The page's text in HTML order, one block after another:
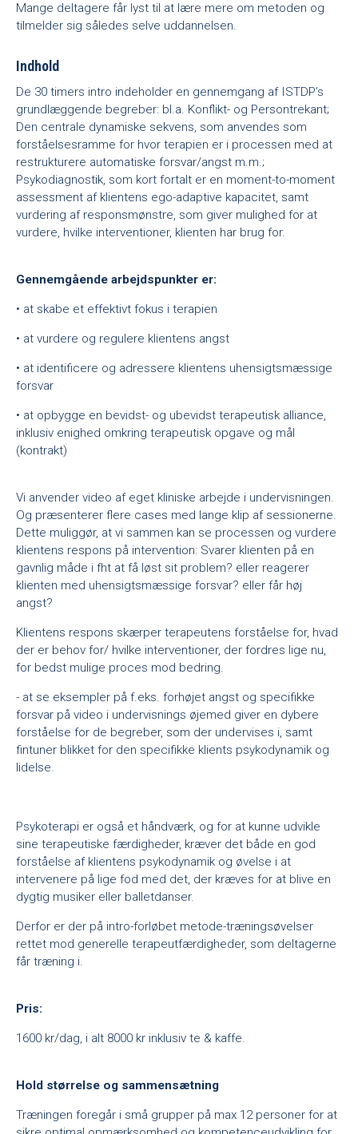
Mange deltagere får lyst til at lære mere om metoden og
tilmelder sig således selve uddannelsen.
Indhold
De 30 timers intro indeholder en gennemgang af ISTDP’s
grundlæggende begreber: bl.a. Konflikt- og Persontrekant;
Den centrale dynamiske sekvens, som anvendes som
forståelsesramme for hvor terapien er i processen med at
restrukturere automatiske forsvar/angst m.m.;
Psykodiagnostik, som kort fortalt er en moment-to-moment
assessment af klientens ego-adaptive kapacitet, samt
vurdering af responsmønstre, som giver mulighed for at
vurdere, hvilke interventioner, klienten har brug for.
Gennemgående arbejdspunkter er:
• at skabe et effektivt fokus i terapien
• at vurdere og regulere klientens angst
• at identificere og adressere klientens uhensigtsmæssige
forsvar
• at opbygge en bevidst- og ubevidst terapeutisk alliance,
inklusiv enighed omkring terapeutisk opgave og mål
(kontrakt)
Vi anvender video af eget kliniske arbejde i undervisningen.
Og præsenterer flere cases med lange klip af sessionerne.
Dette muliggør, at vi sammen kan se processen og vurdere
klientens respons på intervention: Svarer klienten på en
gavnlig måde i fht at få løst sit problem? eller reagerer
klienten med uhensigtsmæssige forsvar? eller får høj
angst?
Klientens respons skærper terapeutens forståelse for, hvad
der er behov for/ hvilke interventioner, der fordres lige nu,
for bedst mulige proces mod bedring.
- at se eksempler på f.eks. forhøjet angst og specifikke
forsvar på video i undervisnings øjemed giver en dybere
forståelse for de begreber, som der undervises i, samt
fintuner blikket for den specifikke klients psykodynamik og
lidelse.
Psykoterapi er også et håndværk, og for at kunne udvikle
sine terapeutiske færdigheder, kræver det både en god
forståelse af klientens psykodynamik og øvelse i at
intervenere på lige fod med det, der kræves for at blive en
dygtig musiker eller balletdanser.
Derfor er der på intro-forløbet metode-træningsøvelser
rettet mod generelle terapeutfærdigheder, som deltagerne
får træning i.
Pris:
1600 kr/dag, i alt 8000 kr inklusiv te & kaffe.
Hold størrelse og sammensætning
Træningen foregår i små grupper på max 12 personer for at